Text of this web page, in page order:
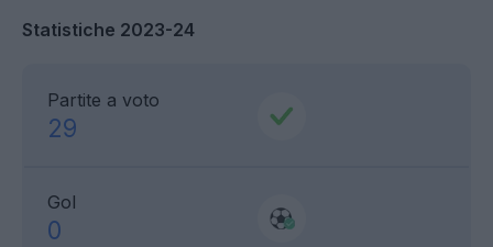
Statistiche 2023-24
Partite a voto
29
Gol
0